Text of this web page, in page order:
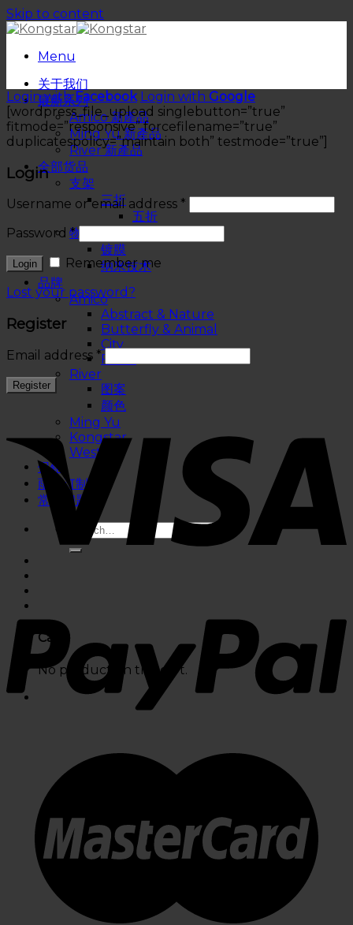
Skip to content
Menu
关于我们
最新系列
Amico 新產品
Ming Yu 新產品
River 新產品
全部货品
支架
三折
五折
物料
镀膜
纳米技术
品牌
Amico
Abstract & Nature
Butterfly & Animal
City
Floral
River
图案
颜色
Ming Yu
Kongstar
West
促销
雨伞订制
常问问题
Cart
No products in the cart.
Login withFacebook Login with Google
[wordpress_file_upload singlebutton=”true”
fitmode=”responsive” forcefilename=”true”
duplicatespolicy=”maintain both” testmode=”true”]
Login
Username or email address *
Password*
Remember me
Lost your password?
Register
Email address *